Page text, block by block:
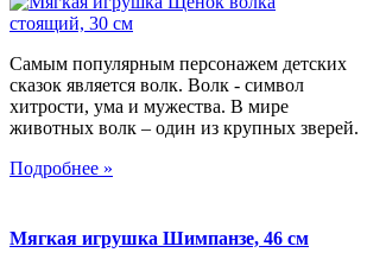
Самым популярным персонажем детских
сказок является волк. Волк - символ
хитрости, ума и мужества. В мире
животных волк – один из крупных зверей.
Подробнее »
Мягкая игрушка Шимпанзе, 46 см